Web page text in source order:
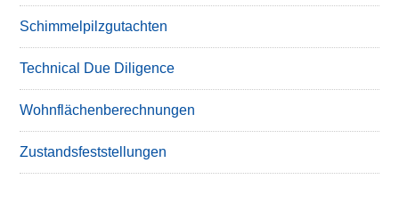
Schimmelpilzgutachten
Technical Due Diligence
Wohnflächenberechnungen
Zustandsfeststellungen